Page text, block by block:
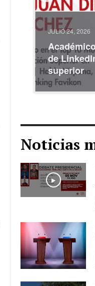
JULIO 24, 2026
de
superior
Noticias
Play